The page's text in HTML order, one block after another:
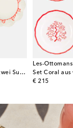
Set Saint Jacques aus zwei Suppentellern
Les-Ottomans
€ 215
original price